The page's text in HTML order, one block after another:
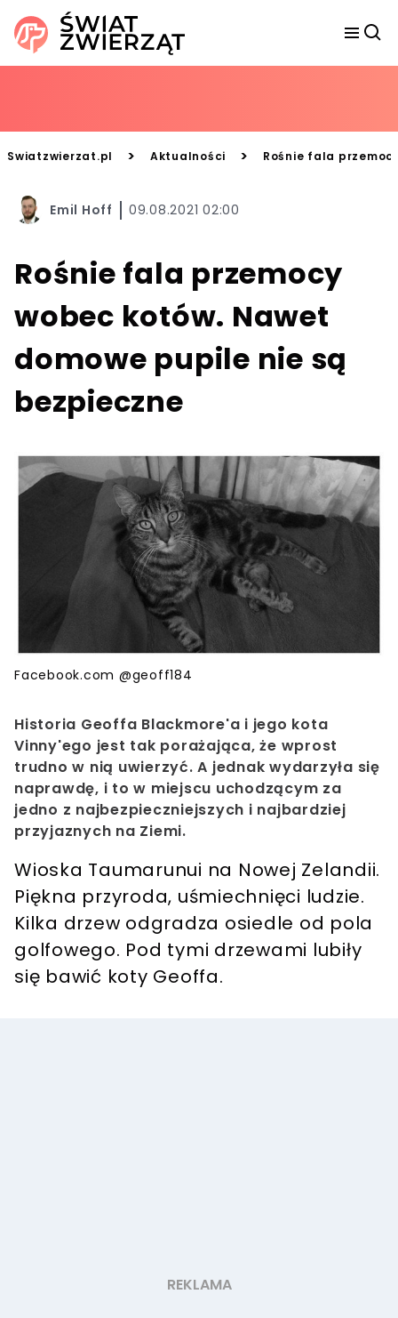
Swiatzwierzat.pl > Aktualności > Rośnie fala
Emil Hoff 09.08.2021 02:00
Rośnie fala przemocy
wobec kotów. Nawet
domowe pupile nie są
bezpieczne
Facebook.com @geoff184
Historia Geoffa Blackmore'a i jego kota
Vinny'ego jest tak porażająca, że wprost
trudno w nią uwierzyć. A jednak wydarzyła się
naprawdę, i to w miejscu uchodzącym za
jedno z najbezpieczniejszych i najbardziej
przyjaznych na Ziemi.
Wioska Taumarunui na Nowej Zelandii.
Piękna przyroda, uśmiechnięci ludzie.
Kilka drzew odgradza osiedle od pola
golfowego. Pod tymi drzewami lubiły
się bawić koty Geoffa.